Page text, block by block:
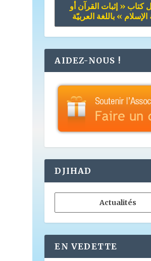
كتاب « إثبات القرآن أو
الإسلام » باللغة العربيّة
AIDEZ-NOUS !
DJIHAD
Actualités
EN VEDETTE